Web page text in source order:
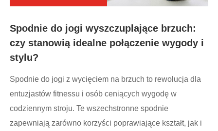
Spodnie do jogi wyszczuplające brzuch:
czy stanowią idealne połączenie wygody i
stylu?
Spodnie do jogi z wycięciem na brzuch to rewolucja dla
entuzjastów fitnessu i osób ceniących wygodę w
codziennym stroju. Te wszechstronne spodnie
zapewniają zarówno korzyści poprawiające kształt, jak i